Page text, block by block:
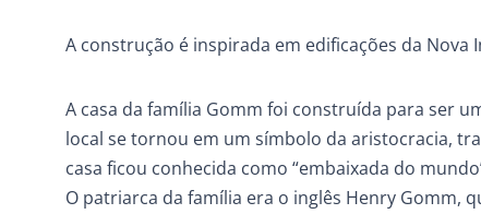
A construção é inspirada em edificações da
A casa da família Gomm foi construída para ser
local se tornou em um símbolo da aristocracia,
casa ficou conhecida como “embaixada do
O patriarca da família era o inglês Henry Gomm,